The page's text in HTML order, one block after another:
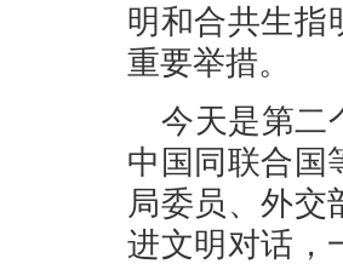
明和合共生指
重要举措。
今天是第二
中国同联合国
局委员、外交
进文明对话，